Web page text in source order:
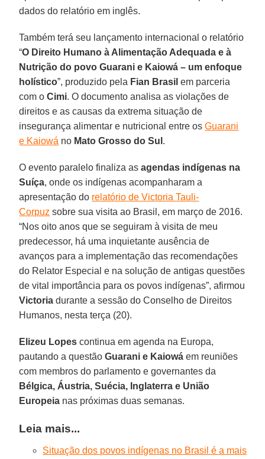
dados do relatório em inglês.
Também terá seu lançamento internacional o relatório
“O Direito Humano à Alimentação Adequada e à
Nutrição do povo Guarani e Kaiowá – um enfoque
holístico”, produzido pela Fian Brasil em parceria
com oCimi. O documento analisa as violações de
direitos e as causas da extrema situação de
insegurança alimentar e nutricional entre osGuarani
e Kaiowá no Mato Grosso do Sul .
O evento paralelo finaliza asagendas indígenas na
Suíça, onde os indígenas acompanharam a
apresentação do relatório de Victoria Tauli-
Corpuz sobre sua visita ao Brasil, em março de 2016.
“Nos oito anos que se seguiram à visita de meu
predecessor, há uma inquietante ausência de
avanços para a implementação das recomendações
do Relator Especial e na solução de antigas questões
de vital importância para os povos indígenas”, afirmou
Victoria durante a sessão do Conselho de Direitos
Humanos, nesta terça (20).
Elizeu Lopes continua em agenda na Europa,
pautando a questão Guarani e Kaiowá em reuniões
com membros do parlamento e governantes da
Bélgica, Áustria, Suécia, Inglaterra e União
Europeia nas próximas duas semanas.
Leia mais...
Situação dos povos indígenas no Brasil é a mais